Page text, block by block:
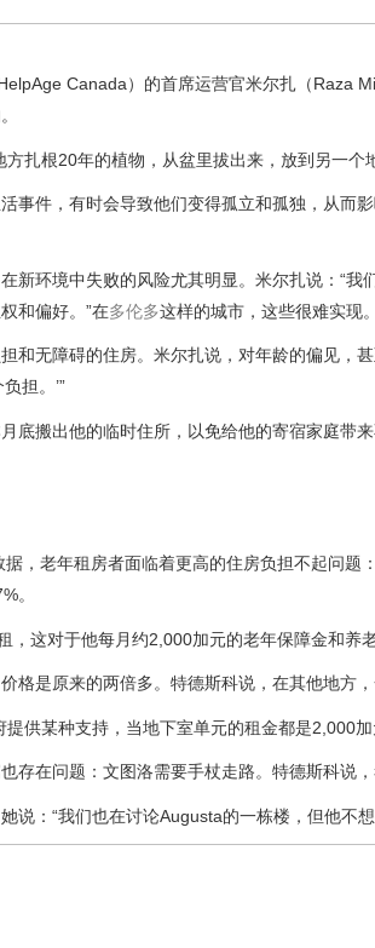
Canada）的首席运营官米尔扎（Raza
扎根20年的植物，从盆里拔出来，放到另一
事件，有时会导致他们变得孤立和孤独，从而
新环境中失败的风险尤其明显。米尔扎说：“
和偏好。”在多伦多这样的城市，这些很难实现。
和无障碍的住房。米尔扎说，对年龄的偏见，
担。’”
底搬出他的临时住所，以免给他的寄宿家庭带
，老年租房者面临着更高的住房负担不起问
。
，这对于他每月约2,000加元的老年保障金和养
格是原来的两倍多。特德斯科说，在其他地方
供某种支持，当地下室单元的租金都是2,000
存在问题：文图洛需要手杖走路。特德斯科说，
说：“我们也在讨论Augusta的一栋楼，但他不